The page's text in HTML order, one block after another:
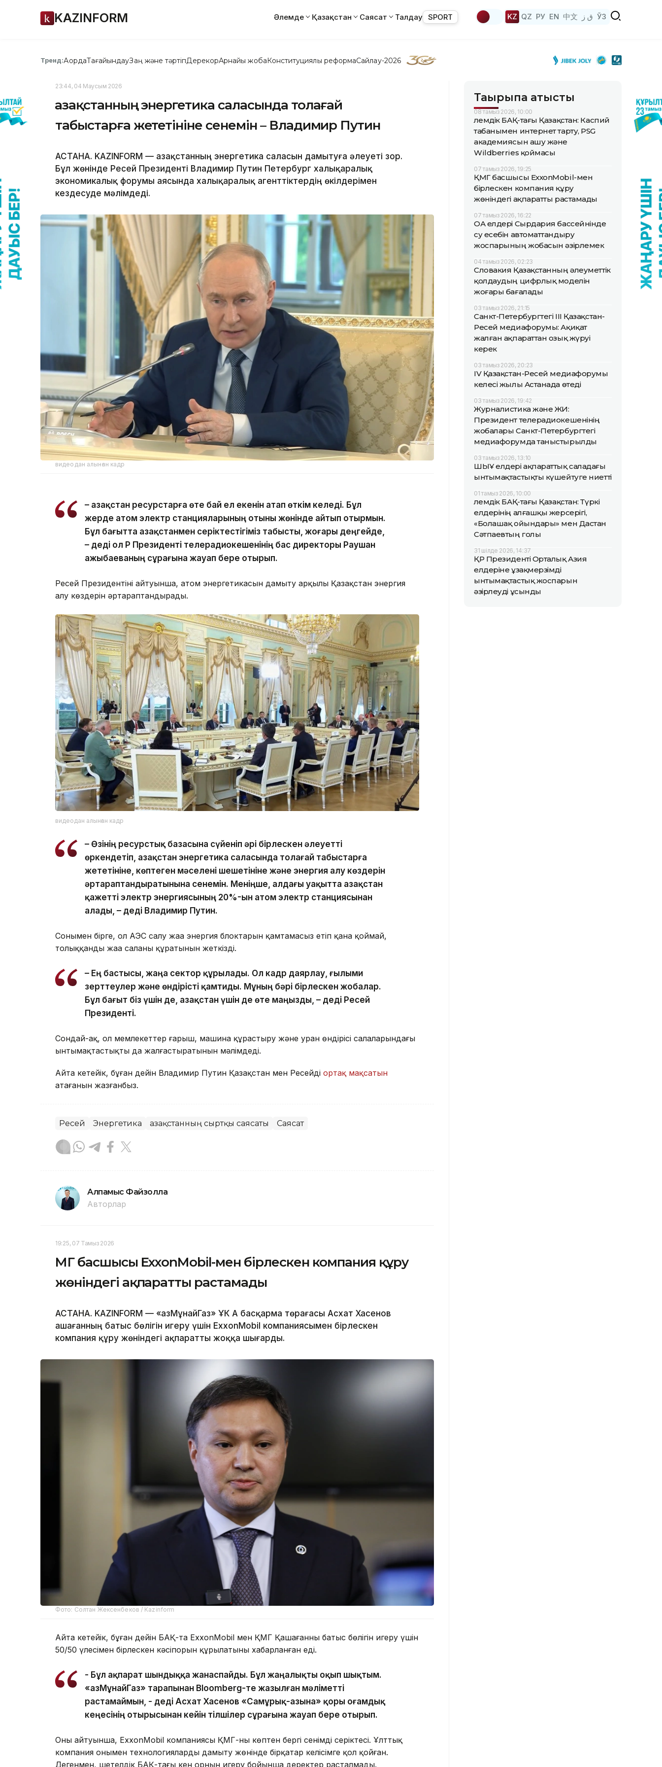
KAZINFORM Әлемде Қазақстан Саясат Талдау SPORT KZ QZ РУ EN 中文 ق ز ЎЗ
Тренд:АқордаТағайындауЗаң және тәртіпДерекқорАрнайы жобаКонституциялық реформаСайлау-2026
23:44, 04 Маусым 2026
Қазақстанның энергетика саласында толағай
табыстарға жететініне сенемін – Владимир Путин
АСТАНА. KAZINFORM — Қазақстанның энергетика саласын дамытуға әлеуеті зор.
Бұл жөнінде Ресей Президенті Владимир Путин Петербург халықаралық
экономикалық форумы аясында халықаралық агенттіктердің өкілдерімен
кездесуде мәлімдеді.
видеодан алынған кадр
– Қазақстан ресурстарға өте бай ел екенін атап өткім келеді. Бұл
жерде атом электр станцияларының отыны жөнінде айтып отырмын.
Бұл бағытта Қазақстанмен серіктестігіміз табысты, жоғары деңгейде,
– деді ол ҚР Президенті телерадиокешенінің бас директоры Раушан
Қажыбаеваның сұрағына жауап бере отырып.
Ресей Президентінің айтуынша, атом энергетикасын дамыту арқылы Қазақстан энергия
алу көздерін әртараптандырады.
видеодан алынған кадр
– Өзінің ресурстық базасына сүйеніп әрі бірлескен әлеуетті
өркендетіп, Қазақстан энергетика саласында толағай табыстарға
жететініне, көптеген мәселені шешетініне және энергия алу көздерін
әртараптандыратынына сенемін. Меніңше, алдағы уақытта Қазақстан
қажетті электр энергиясының 20%-ын атом электр станциясынан
алады, – деді Владимир Путин.
Сонымен бірге, ол АЭС салу жаңа энергия блоктарын қамтамасыз етіп қана қоймай,
толыққанды жаңа саланы құратынын жеткізді.
– Ең бастысы, жаңа сектор құрылады. Ол кадр даярлау, ғылыми
зерттеулер және өндірісті қамтиды. Мұның бәрі бірлескен жобалар.
Бұл бағыт біз үшін де, Қазақстан үшін де өте маңызды, – деді Ресей
Президенті.
Сондай-ақ, ол мемлекеттер ғарыш, машина құрастыру және уран өндірісі салаларындағы
ынтымақтастықты да жалғастыратынын мәлімдеді.
Айта кетейік, бұған дейін Владимир Путин Қазақстан мен Ресейдің ортақ мақсатын
атағанын жазғанбыз.
Ресей Энергетика Қазақстанның сыртқы саясаты Саясат
Алпамыс Файзолла
Авторлар
19:25, 07 Тамыз 2026
ҚМГ басшысы ExxonMobil-мен бірлескен компания құру
жөніндегі ақпаратты растамады
АСТАНА. KAZINFORM — «ҚазМұнайГаз» ҰК АҚ басқарма төрағасы Асхат Хасенов
Қашағанның батыс бөлігін игеру үшін ExxonMobil компаниясымен бірлескен
компания құру жөніндегі ақпаратты жоққа шығарды.
Фото: Солтан Жексенбеков / Kazinform
Айта кетейік, бұған дейін БАҚ-та ExxonMobil мен ҚМГ Қашағанның батыс бөлігін игеру үшін
50/50 үлесімен бірлескен кәсіпорын құрылатыны хабарланған еді.
- Бұл ақпарат шындыққа жанаспайды. Бұл жаңалықты оқып шықтым.
«ҚазМұнайГаз» тарапынан Bloomberg-те жазылған мәліметті
растамаймын, - деді Асхат Хасенов «Самұрық-Қазына» қоры Қоғамдық
кеңесінің отырысынан кейін тілшілер сұрағына жауап бере отырып.
Оның айтуынша, ExxonMobil компаниясы ҚМГ-ның көптен бергі сенімді серіктесі. Ұлттық
компания онымен технологияларды дамыту жөнінде бірқатар келісімге қол қойған.
Дегенмен, шетелдік БАҚ-тағы кен орнын игеру бойынша деректер расталмады.
Тақырыпқа қатысты
08 тамыз 2026, 10:00
Әлемдік БАҚ-тағы Қазақстан: Каспий
табанымен интернет тарту, PSG
академиясын ашу және
Wildberries қоймасы
07 тамыз 2026, 19:25
ҚМГ басшысы ExxonMobil-мен
бірлескен компания құру
жөніндегі ақпаратты растамады
07 тамыз 2026, 16:22
ОА елдері Сырдария бассейнінде
су есебін автоматтандыру
жоспарының жобасын әзірлемек
04 тамыз 2026, 02:23
Словакия Қазақстанның әлеуметтік
қолдаудың цифрлық моделін
жоғары бағалады
03 тамыз 2026, 21:15
Санкт-Петербургтегі III Қазақстан-
Ресей медиафорумы: Ақиқат
жалған ақпараттан озық жүруі
керек
03 тамыз 2026, 20:23
IV Қазақстан-Ресей медиафорумы
келесі жылы Астанада өтеді
03 тамыз 2026, 19:42
Журналистика және ЖИ:
Президент телерадиокешенінің
жобалары Санкт-Петербургтегі
медиафорумда таныстырылды
03 тамыз 2026, 13:10
ШЫҰ елдері ақпараттық саладағы
ынтымақтастықты күшейтуге ниетті
01 тамыз 2026, 10:00
Әлемдік БАҚ-тағы Қазақстан: Түркі
елдерінің алғашқы жерсерігі,
«Болашақ ойындары» мен Дастан
Сәтпаевтың голы
31 шілде 2026, 14:37
ҚР Президенті Орталық Азия
елдеріне ұзақмерзімді
ынтымақтастық жоспарын
әзірлеуді ұсынды